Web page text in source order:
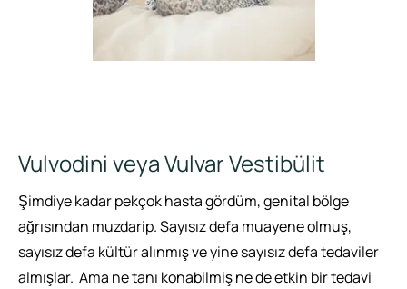
Vulvodini veya Vulvar Vestibülit
Şimdiye kadar pekçok hasta gördüm, genital bölge
ağrısından muzdarip. Sayısız defa muayene olmuş,
sayısız defa kültür alınmış ve yine sayısız defa tedaviler
almışlar. Ama ne tanı konabilmiş ne de etkin bir tedavi